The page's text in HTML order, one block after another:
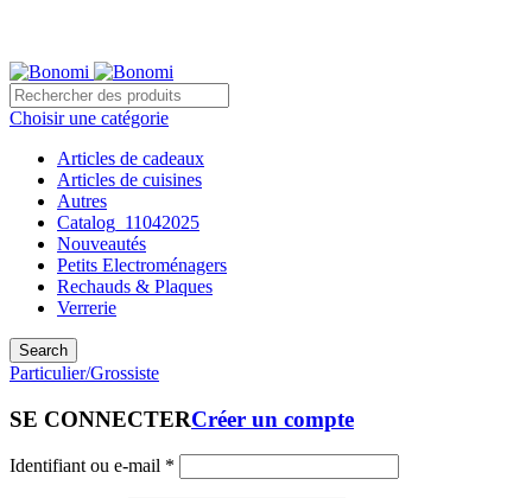
Choisir une catégorie
Articles de cadeaux
Articles de cuisines
Autres
Catalog_11042025
Nouveautés
Petits Electroménagers
Rechauds & Plaques
Verrerie
Search
Particulier/Grossiste
SE CONNECTERCréer un compte
Identifiant ou e-mail *